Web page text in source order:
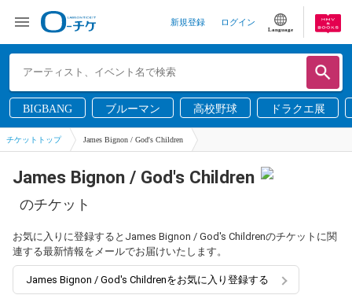
新規登録 ログイン
Language
BIGBANG ブルーマン 高校野球 ドラクエ展
チケットトップ James Bignon / God's Children
James Bignon / God's Children
のチケット
お気に入りに登録するとJames Bignon / God's Childrenのチケットに関
連する最新情報をメールでお届けいたします。
James Bignon / God's Childrenをお気に入り登録する